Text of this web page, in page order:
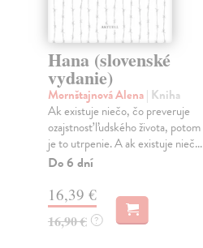
Hana (slovenské
vydanie)
Mornštajnová Alena| Kniha
Ak existuje niečo, čo preveruje
ozajstnosť ľudského života, potom
je to utrpenie. A ak existuje nieč...
Do 6 dní
16,39 €
16,90 € ?